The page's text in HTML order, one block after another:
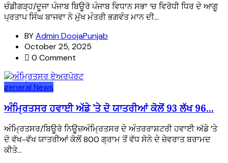
ਚੰਡੀਗੜ੍ਹ/ਦੂਜਾ ਪੰਜਾਬ ਬਿਊਰੋ ਪੰਜਾਬ ਵਿਧਾਨ ਸਭਾ ‘ਚ ਵਿਰੋਧੀ ਧਿਰ ਦੇ ਆਗੂ
ਪ੍ਰਤਾਪ ਸਿੰਘ ਬਾਜਵਾ ਨੇ ਮੁੱਖ ਮੰਤਰੀ ਭਗਵੰਤ ਮਾਨ ਦੀ...
BYAdmin DoojaPunjab
October 25, 2025
0 Comment
general News
ਅੰਮ੍ਰਿਤਸਰ ਹਵਾਈ ਅੱਡੇ ’ਤੇ ਦੋ ਯਾਤਰੀਆਂ ਕੋਲੋਂ 93 ਲੱਖ 96...
ਅੰਮ੍ਰਿਤਸਰ/ਬਿਊਰੋ ਨਿਊਜ਼ਅੰਮ੍ਰਿਤਸਰ ਦੇ ਅੰਤਰਰਾਸ਼ਟਰੀ ਹਵਾਈ ਅੱਡੇ ’ਤੇ
ਦੋ ਵੱਖ-ਵੱਖ ਯਾਤਰੀਆਂ ਕੋਲੋਂ 800 ਗ੍ਰਾਮ ਤੋਂ ਵੱਧ ਸੋਨੇ ਦੇ ਜ਼ੇਵਰਾਤ ਬਰਾਮਦ
ਕੀਤੇ...